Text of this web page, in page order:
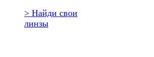
> Найди свои
линзы